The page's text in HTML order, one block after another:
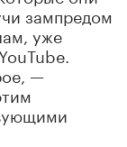
зампредом
уже
—